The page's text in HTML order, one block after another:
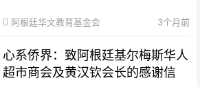
阿根廷华文教育基金会 3个月前
心系侨界​：致阿根廷基尔梅斯华人
超市商会及黄汉钦会长的感谢信